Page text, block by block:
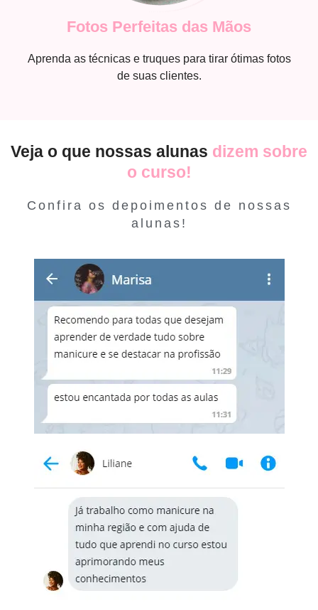
Fotos Perfeitas das Mãos
Aprenda as técnicas e truques para tirar ótimas fotos
de suas clientes.
Veja o que nossas alunas dizem sobre
o curso!
Confira os depoimentos de nossas
alunas!